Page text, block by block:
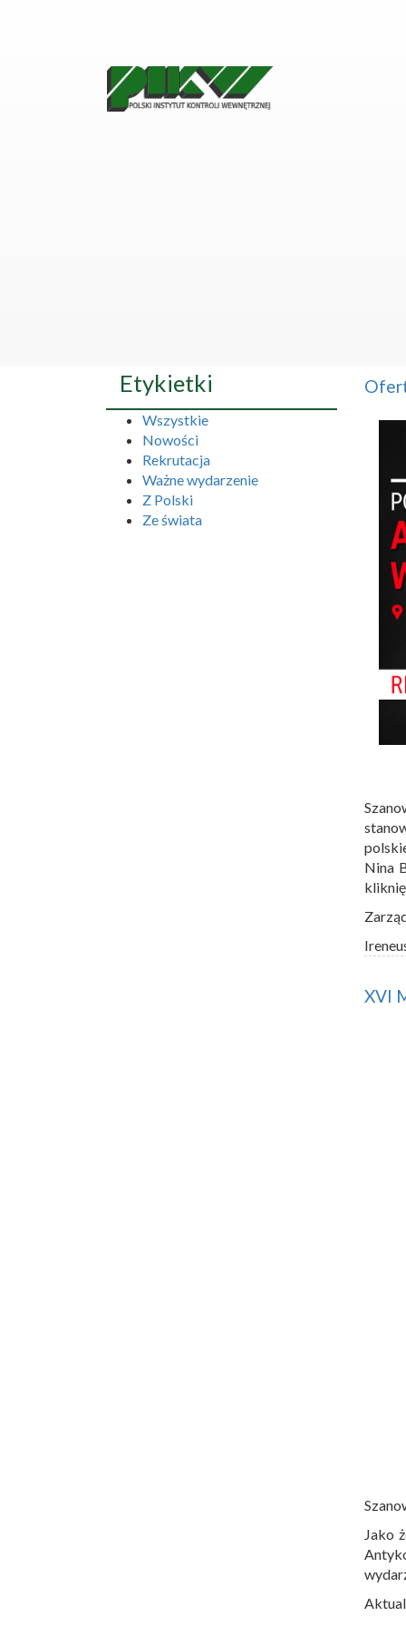
Nina
XVI
Jako
Etykietki
Wszystkie
Nowości
Rekrutacja
Ważne wydarzenie
Z Polski
Ze świata